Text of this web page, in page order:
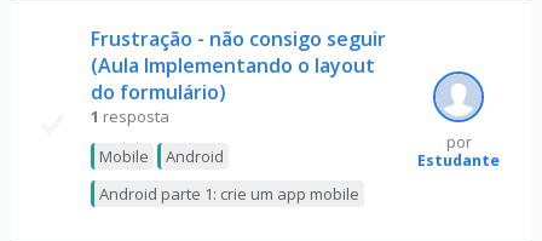
Frustração - não consigo seguir
(Aula Implementando o layout
do formulário)
1 resposta
Mobile
Android
Android parte 1: crie um app mobile
por
Estudante